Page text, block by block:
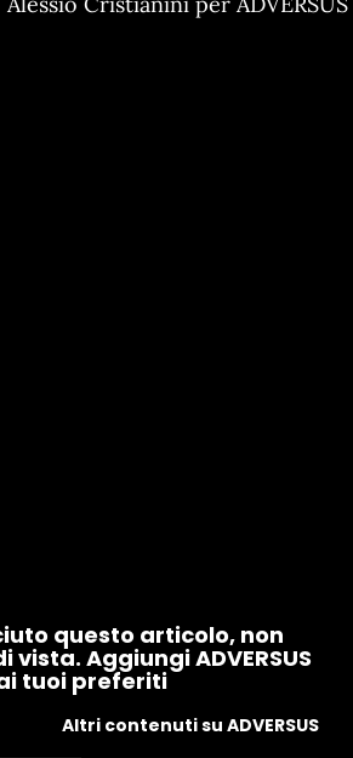
questo articolo, non
Aggiungi ADVERSUS
tuoi preferiti
Altri contenuti su ADVERSUS